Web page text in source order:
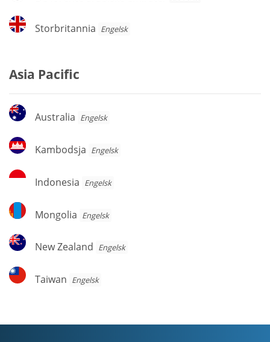
forente
emirater
Storbritannia
Storbritannia Engelsk
Asia Pacific
Australia
Australia Engelsk
Kambodsja
Kambodsja Engelsk
Indonesia
Indonesia Engelsk
Mongolia
Mongolia Engelsk
New
Zealand
New Zealand Engelsk
Taiwan
Taiwan Engelsk